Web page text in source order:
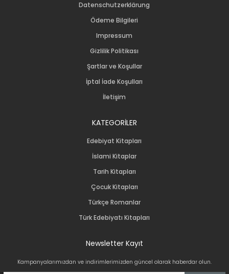
Datenschutzerklärung
Ödeme Bilgileri
Impressum
Gizlilik Politikası
Şartlar ve Koşullar
İptal İade Koşulları
İletişim
KATEGORİLER
Edebiyat Kitapları
İslami Kitaplar
Tarih Kitapları
Çocuk Kitapları
Türkçe Romanlar
Türk Edebiyatı Kitapları
Newsletter Kayıt
Kampanyalarımızdan ve indirimlerimizden güncel olarak haberdar olun.